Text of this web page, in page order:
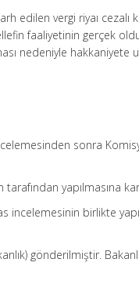
edilen vergi riyaı cezalı
faaliyetinin gerçek
nedeniyle hakkaniyete
sonra
yapılmasına
incelemesinin birlikte
gönderilmiştir.